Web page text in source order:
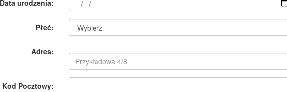
Data urodzenia:
Płeć:
Adres:
Kod Pocztowy: